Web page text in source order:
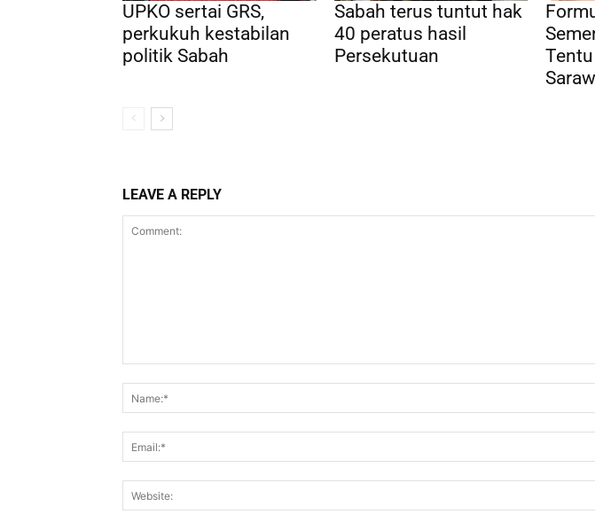
UPKO sertai GRS,
perkukuh kestabilan
politik Sabah
Sabah terus tuntut hak
40 peratus hasil
Persekutuan
LEAVE A REPLY